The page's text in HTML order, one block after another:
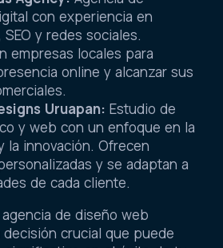
con experiencia en
y redes sociales.
empresas locales para
online y alcanzar sus
Uruapan: Estudio de
y web con un enfoque en la
la innovación. Ofrecen
y se adaptan a
de cada cliente.
de diseño web
crucial que puede